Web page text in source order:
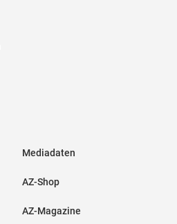
Mediadaten
AZ-Shop
AZ-Magazine